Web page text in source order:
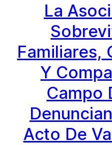
La
Familiares,
Y
Campo
Acto De